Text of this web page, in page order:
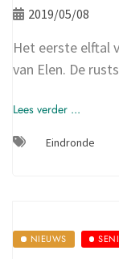
2019/05/08
Het eerste elftal
van Elen. De
Lees verder ...
Eindronde
NIEUWS